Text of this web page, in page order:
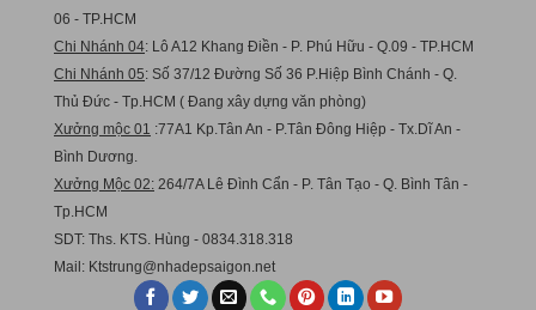
06 - TP.HCM
Chi Nhánh 04: Lô A12 Khang Điền - P. Phú Hữu - Q.09 - TP.HCM
Chi Nhánh 05: Số 37/12 Đường Số 36 P.Hiệp Bình Chánh - Q.
Thủ Đức - Tp.HCM ( Đang xây dựng văn phòng)
Xưởng mộc 01
:77A1 Kp.Tân An - P.Tân Đông Hiệp - Tx.Dĩ An -
Bình Dương.
Xưởng Mộc 02: 264/7A Lê Đình Cẩn - P. Tân Tạo - Q. Bình Tân -
Tp.HCM
SDT: Ths. KTS. Hùng - 0834.318.318
Mail: Ktstrung@nhadepsaigon.net